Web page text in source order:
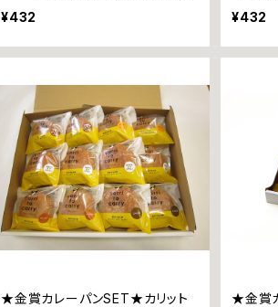
インナー~
¥432
¥432
★金賞カレーパンSET★カリット
★金賞